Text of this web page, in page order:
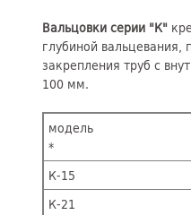
Вальцовки серии "К"
глубиной
закрепления труб с
100 мм.
модель
*
К-15
К-21